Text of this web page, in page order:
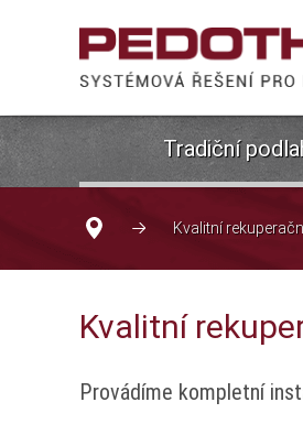
Tradiční
Kvalitní
Kvalitní
Provádíme kompletní